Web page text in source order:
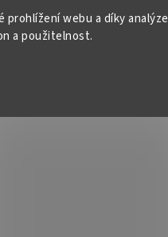
prohlížení webu a díky analýze
a použitelnost.